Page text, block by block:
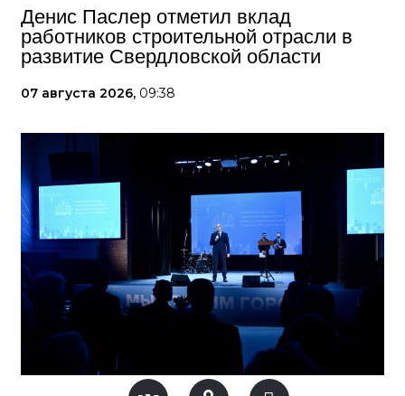
Денис Паслер отметил вклад
работников строительной отрасли в
развитие Свердловской области
07 августа 2026, 09:38